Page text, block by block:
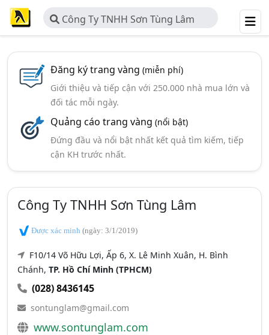
Công Ty TNHH Sơn Tùng Lâm
Đăng ký trang vàng (miễn phí)
Giới thiệu và tiếp cận với 250.000 nhà mua lớn và
đối tác mỗi ngày.
Quảng cáo trang vàng (nổi bật)
Đứng đầu và nổi bật nhất kết quả tìm kiếm, tiếp
cận KH trước nhất.
Công Ty TNHH Sơn Tùng Lâm
Được xác minh (ngày: 3/1/2019)
F10/14 Võ Hữu Lợi, Ấp 6, X. Lê Minh Xuân, H. Bình
Chánh, TP. Hồ Chí Minh (TPHCM)
(028) 8436145
sontunglam@gmail.com
www.sontunglam.com